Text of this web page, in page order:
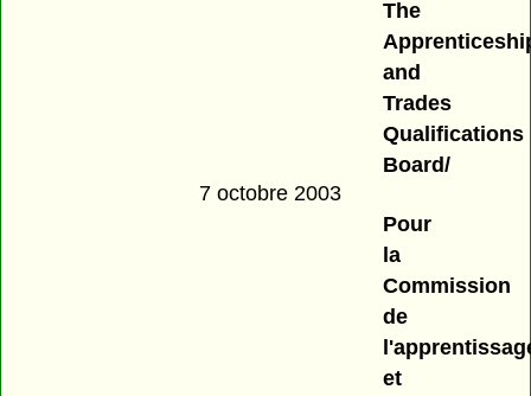
The
and
Trades
Qualifications
Board/
7 octobre 2003
Pour
la
Commission
de
et